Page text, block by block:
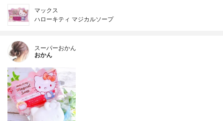
マックス
ハローキティ マジカルソープ
スーパーおかん
おかん